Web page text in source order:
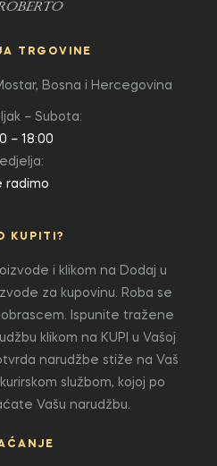
TRGOVINE
Bosna i Hercegovina
– Subota:
– 18:00
radimo
KUPITI?
i klikom na Dodaj u
za kupovinu. Roba se
Ispunite tražene
klikom na KUPI u Vašoj
narudžbe stiže na Vaš
službom, kojoj po
Vašu narudžbu.